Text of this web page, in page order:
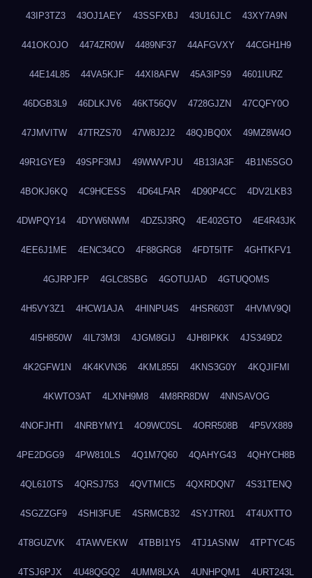
43IP3TZ3 43OJ1AEY 43SSFXBJ 43U16JLC 43XY7A9N
441OKOJO 4474ZR0W 4489NF37 44AFGVXY 44CGH1H9
44E14L85 44VA5KJF 44XI8AFW 45A3IPS9 4601IURZ
46DGB3L9 46DLKJV6 46KT56QV 4728GJZN 47CQFY0O
47JMVITW 47TRZS70 47W8J2J2 48QJBQ0X 49MZ8W4O
49R1GYE9 49SPF3MJ 49WWVPJU 4B13IA3F 4B1N5SGO
4BOKJ6KQ 4C9HCESS 4D64LFAR 4D90P4CC 4DV2LKB3
4DWPQY14 4DYW6NWM 4DZ5J3RQ 4E402GTO 4E4R43JK
4EE6J1ME 4ENC34CO 4F88GRG8 4FDT5ITF 4GHTKFV1
4GJRPJFP 4GLC8SBG 4GOTUJAD 4GTUQOMS
4H5VY3Z1 4HCW1AJA 4HINPU4S 4HSR603T 4HVMV9QI
4I5H850W 4IL73M3I 4JGM8GIJ 4JH8IPKK 4JS349D2
4K2GFW1N 4K4KVN36 4KML855I 4KNS3G0Y 4KQJIFMI
4KWTO3AT 4LXNH9M8 4M8RR8DW 4NNSAVOG
4NOFJHTI 4NRBYMY1 4O9WC0SL 4ORR508B 4P5VX889
4PE2DGG9 4PW810LS 4Q1M7Q60 4QAHYG43 4QHYCH8B
4QL610TS 4QRSJ753 4QVTMIC5 4QXRDQN7 4S31TENQ
4SGZZGF9 4SHI3FUE 4SRMCB32 4SYJTR01 4T4UXTTO
4T8GUZVK 4TAWVEKW 4TBBI1Y5 4TJ1ASNW 4TPTYC45
4TSJ6PJX 4U48QGQ2 4UMM8LXA 4UNHPQM1 4URT243L